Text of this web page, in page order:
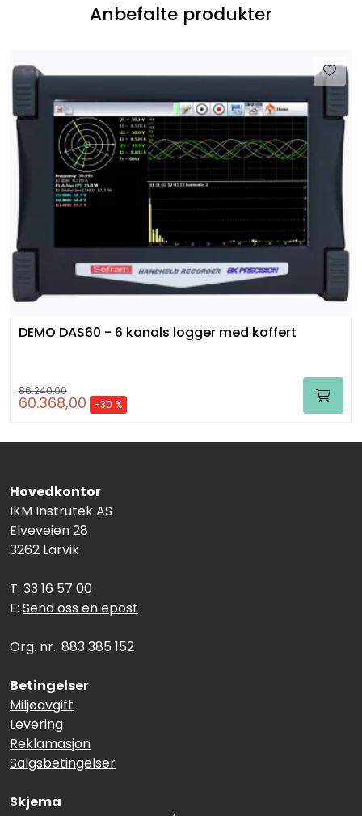
Anbefalte produkter
DEMO DAS60 - 6 kanals logger med koffert
86.240,00
60.368,00 -30 %
Hovedkontor
IKM Instrutek AS
Elveveien 28
3262 Larvik
T: 33 16 57 00
E: Send oss en epost
Org. nr.: 883 385 152
Betingelser
Miljøavgift
Levering
Reklamasjon
Salgsbetingelser
Skjema